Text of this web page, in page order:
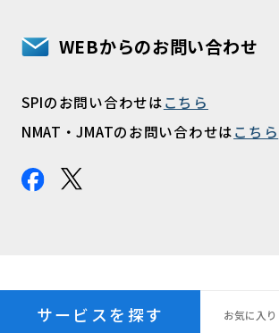
サービスを探す お気に 入り
WEBからのお問い合わせ
SPIのお問い合わせはこちら
NMAT・JMATのお問い合わせはこちら
プライバシーポリシー パーソナ